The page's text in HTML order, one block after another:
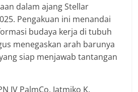
dalam ajang Stellar
Pengakuan ini menandai
budaya kerja di tubuh
menegaskan arah barunya
siap menjawab tantangan
IV PalmCo, Jatmiko K.